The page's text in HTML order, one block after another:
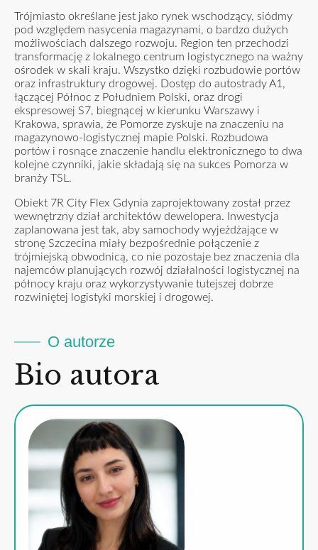
Trójmiasto określane jest jako rynek wschodzący, siódmy
pod względem nasycenia magazynami, o bardzo dużych
możliwościach dalszego rozwoju. Region ten przechodzi
transformację z lokalnego centrum logistycznego na ważny
ośrodek w skali kraju. Wszystko dzięki rozbudowie portów
oraz infrastruktury drogowej. Dostęp do autostrady A1,
łączącej Północ z Południem Polski, oraz drogi
ekspresowej S7, biegnącej w kierunku Warszawy i
Krakowa, sprawia, że Pomorze zyskuje na znaczeniu na
magazynowo-logistycznej mapie Polski. Rozbudowa
portów i rosnące znaczenie handlu elektronicznego to dwa
kolejne czynniki, jakie składają się na sukces Pomorza w
branży TSL.
Obiekt 7R City Flex Gdynia zaprojektowany został przez
wewnętrzny dział architektów dewelopera. Inwestycja
zaplanowana jest tak, aby samochody wyjeżdżające w
stronę Szczecina miały bezpośrednie połączenie z
trójmiejską obwodnicą, co nie pozostaje bez znaczenia dla
najemców planujących rozwój działalności logistycznej na
północy kraju oraz wykorzystywanie tutejszej dobrze
rozwiniętej logistyki morskiej i drogowej.
O autorze
Bio autora